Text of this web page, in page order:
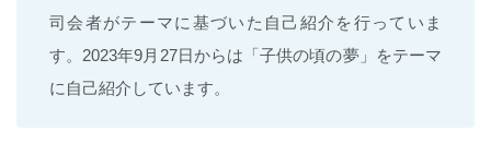
司会者がテーマに基づいた自己紹介を行っていま
す。2023年9月27日からは「子供の頃の夢」をテーマ
に自己紹介しています。